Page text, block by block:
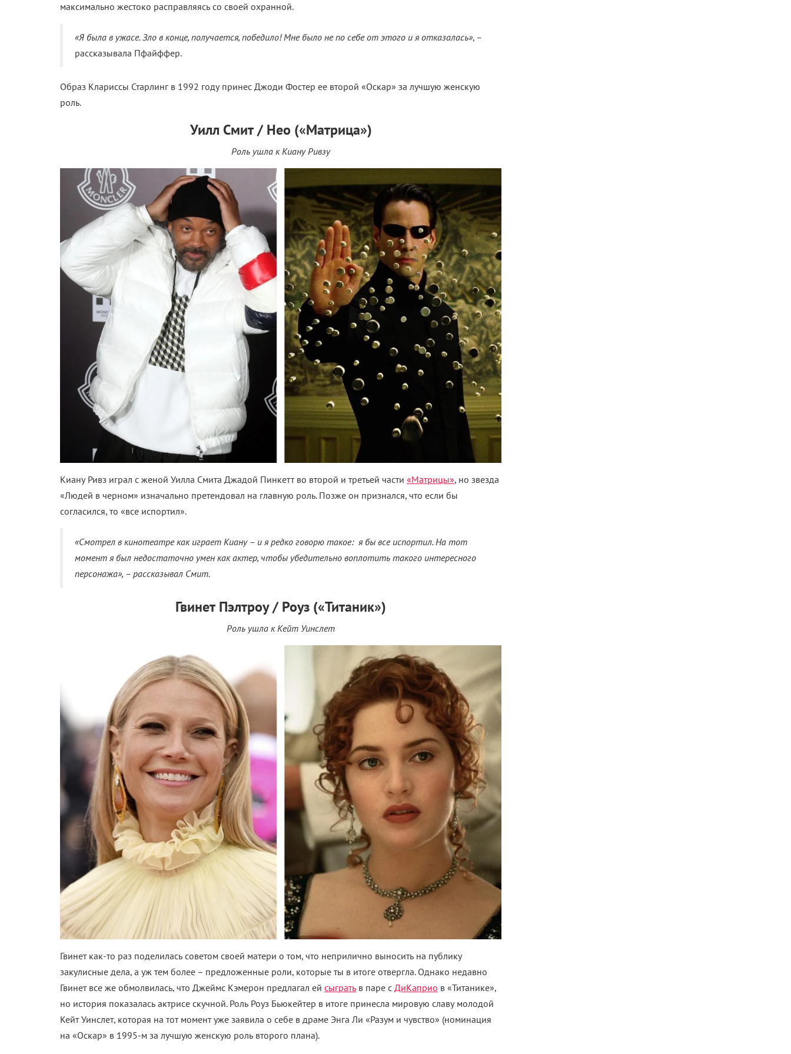
максимально жестоко расправляясь со своей охранной.
«Я была в ужасе. Зло в конце, получается, победило! Мне было не по себе от этого и я отказалась», –
рассказывала Пфайффер.
Образ Клариссы Старлинг в 1992 году принес Джоди Фостер ее второй «Оскар» за лучшую женскую
роль.
Уилл Смит / Нео («Матрица»)
Роль ушла к Киану Ривзу
Киану Ривз играл с женой Уилла Смита Джадой Пинкетт во второй и третьей части «Матрицы», но звезда
«Людей в черном» изначально претендовал на главную роль. Позже он признался, что если бы
согласился, то «все испортил».
«Смотрел в кинотеатре как играет Киану – и я редко говорю такое: я бы все испортил. На тот
момент я был недостаточно умен как актер, чтобы убедительно воплотить такого интересного
персонажа», – рассказывал Смит.
Гвинет Пэлтроу / Роуз («Титаник»)
Роль ушла к Кейт Уинслет
Гвинет как-то раз поделилась советом своей матери о том, что неприлично выносить на публику
закулисные дела, а уж тем более – предложенные роли, которые ты в итоге отвергла. Однако недавно
Гвинет все же обмолвилась, что Джеймс Кэмерон предлагал ей сыграть в паре с ДиКаприо в «Титанике»,
но история показалась актрисе скучной. Роль Роуз Бьюкейтер в итоге принесла мировую славу молодой
Кейт Уинслет, которая на тот момент уже заявила о себе в драме Энга Ли «Разум и чувство» (номинация
на «Оскар» в 1995-м за лучшую женскую роль второго плана).